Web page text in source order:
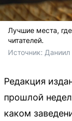
Лучшие места,
читателей.
Источник: Даниил
Редакция
прошлой
каком